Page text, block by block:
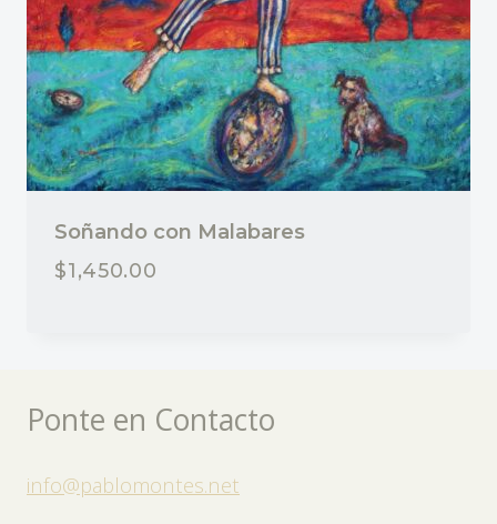
Soñando con Malabares
$1,450.00
Ponte en Contacto
info@pablomontes.net